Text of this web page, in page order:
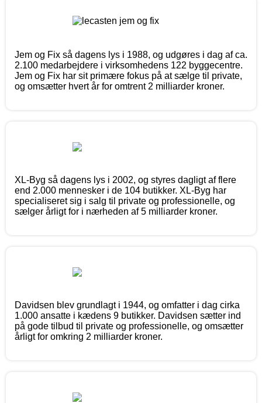
Jem og Fix så dagens lys i 1988, og udgøres i dag af ca.
2.100 medarbejdere i virksomhedens 122 byggecentre.
Jem og Fix har sit primære fokus på at sælge til private,
og omsætter hvert år for omtrent 2 milliarder kroner.
XL-Byg så dagens lys i 2002, og styres dagligt af flere
end 2.000 mennesker i de 104 butikker. XL-Byg har
specialiseret sig i salg til private og professionelle, og
sælger årligt for i nærheden af 5 milliarder kroner.
Davidsen blev grundlagt i 1944, og omfatter i dag cirka
1.000 ansatte i kædens 9 butikker. Davidsen sætter ind
på gode tilbud til private og professionelle, og omsætter
årligt for omkring 2 milliarder kroner.